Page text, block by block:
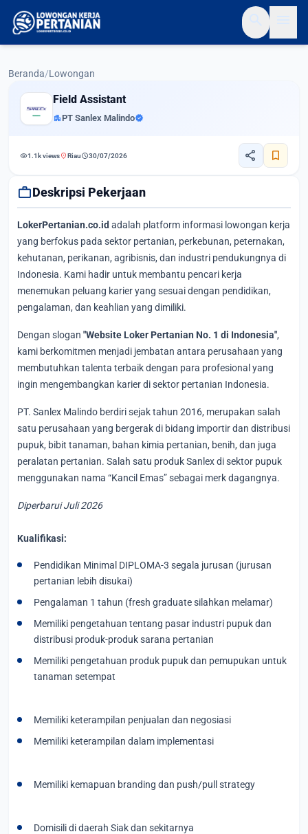
Beranda/Lowongan
Field Assistant
apartment PT Sanlex Malindoverified
visibility1.1k viewslocation_onRiauschedule30/07/2026 share bookmark
workDeskripsi Pekerjaan
LokerPertanian.co.id adalah platform informasi lowongan kerja
yang berfokus pada sektor pertanian, perkebunan, peternakan,
kehutanan, perikanan, agribisnis, dan industri pendukungnya di
Indonesia. Kami hadir untuk membantu pencari kerja
menemukan peluang karier yang sesuai dengan pendidikan,
pengalaman, dan keahlian yang dimiliki.
Dengan slogan "Website Loker Pertanian No. 1 di Indonesia",
kami berkomitmen menjadi jembatan antara perusahaan yang
membutuhkan talenta terbaik dengan para profesional yang
ingin mengembangkan karier di sektor pertanian Indonesia.
PT. Sanlex Malindo berdiri sejak tahun 2016, merupakan salah
satu perusahaan yang bergerak di bidang importir dan distribusi
pupuk, bibit tanaman, bahan kimia pertanian, benih, dan juga
peralatan pertanian. Salah satu produk Sanlex di sektor pupuk
menggunakan nama “Kancil Emas” sebagai merk dagangnya.
Diperbarui Juli 2026
Kualifikasi:
Pendidikan Minimal DIPLOMA-3 segala jurusan (jurusan
pertanian lebih disukai)
Pengalaman 1 tahun (fresh graduate silahkan melamar)
Memiliki pengetahuan tentang pasar industri pupuk dan
distribusi produk-produk sarana pertanian
Memiliki pengetahuan produk pupuk dan pemupukan untuk
tanaman setempat
Memiliki keterampilan penjualan dan negosiasi
Memiliki keterampilan dalam implementasi
Memiliki kemapuan branding dan push/pull strategy
Domisili di daerah Siak dan sekitarnya